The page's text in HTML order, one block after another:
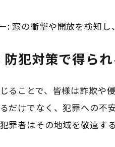
: 窓の衝撃や開放を検知
犯対策で得られ
ることで、皆様は詐欺や
だけでなく、犯罪への不
罪者はその地域を敬遠す